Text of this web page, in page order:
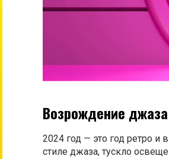
Возрождение джаза
2024 год — это год ретро и
стиле джаза, тускло